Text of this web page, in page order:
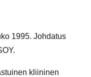
1995. Johdatus
kliininen